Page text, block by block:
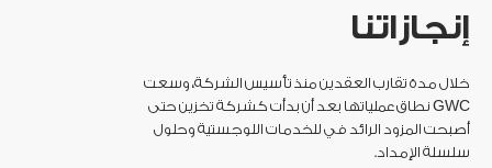
إنجازاتنا
خلال مدة تقارب العقدين منذ تأسيس الشركة، وسعت
GWC نطاق عملياتها بعد أن بدأت كشركة تخزين حتى
أصبحت المزود الرائد في للخدمات اللوجستية وحلول
سلسلة الإمداد.